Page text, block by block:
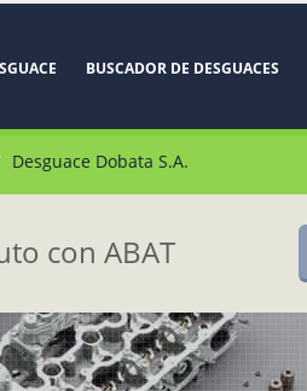
BUSCADOR DE DESGUACES
Desguace Dobata S.A.
con ABAT